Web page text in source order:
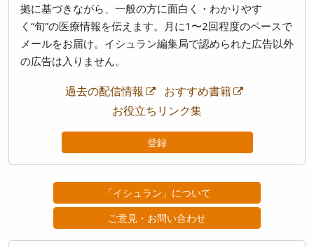
拠に基づきながら、一般の方に面白く・わかりやす
く“旬”の医療情報を伝えます。月に1〜2回程度のペースで
メールをお届け。イシュラン編集局で認められた広告以外
の広告は入りません。
過去の配信情報
おすすめ書籍
お役立ちリンク集
登録
「イシュラン」について
ご意見・お問い合わせ